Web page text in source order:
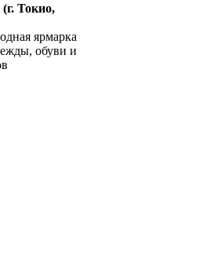
(г. Токио,
ярмарка
обуви и